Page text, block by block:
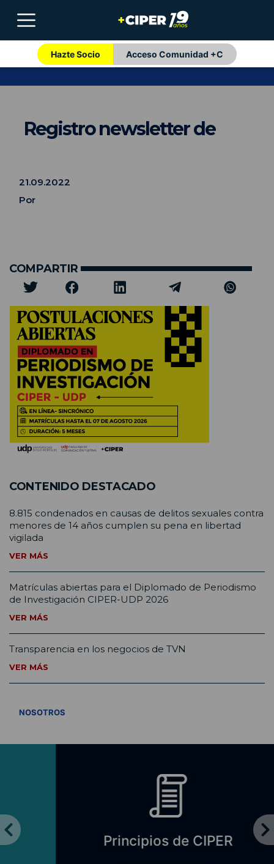
Hazte Socio Acceso Comunidad +C
Registro newsletter de
21.09.2022
Por
COMPARTIR
CONTENIDO DESTACADO
8.815 condenados en causas de delitos sexuales contra
menores de 14 años cumplen su pena en libertad
vigilada
VER MÁS
Matrículas abiertas para el Diplomado de Periodismo
de Investigación CIPER-UDP 2026
VER MÁS
Transparencia en los negocios de TVN
VER MÁS
NOSOTROS
Principios de CIPER